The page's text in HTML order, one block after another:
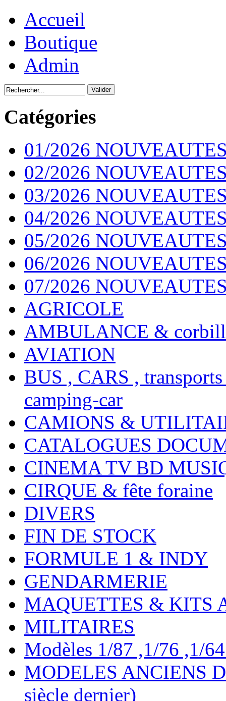
Accueil
Boutique
Admin
Catégories
01/2026
02/2026
03/2026
04/2026
05/2026
06/2026
07/2026
AGRICOLE
AMBULANCE &
AVIATION
BUS , CARS ,
camping-car
CAMIONS &
CATALOGUES
CINEMA TV BD
CIRQUE & fête foraine
DIVERS
FIN DE STOCK
FORMULE 1 & INDY
GENDARMERIE
MAQUETTES & KITS
MILITAIRES
Modèles 1/87 ,1/76 ,1/
MODELES ANCIENS
siècle dernier)